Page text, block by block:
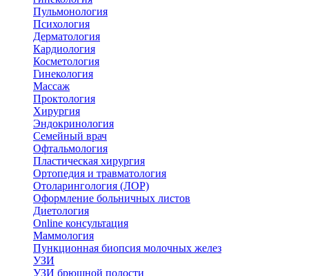
Пульмонология
Психология
Дерматология
Кардиология
Косметология
Гинекология
Массаж
Проктология
Хирургия
Эндокринология
Семейный врач
Офтальмология
Пластическая хирургия
Ортопедия и травматология
Отоларингология (ЛОР)
Оформление больничных листов
Диетология
Online консультация
Маммология
Пункционная биопсия молочных желез
УЗИ
УЗИ брюшной полости